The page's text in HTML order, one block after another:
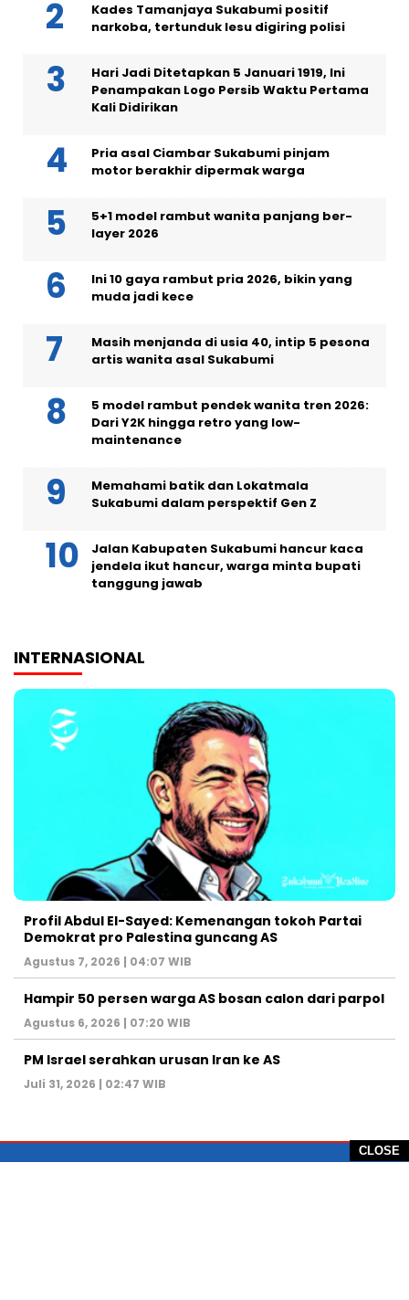
CLOSE
Kades Tamanjaya Sukabumi positif
narkoba, tertunduk lesu digiring polisi
Hari Jadi Ditetapkan 5 Januari 1919, Ini
Penampakan Logo Persib Waktu Pertama
Kali Didirikan
Pria asal Ciambar Sukabumi pinjam
motor berakhir dipermak warga
5+1 model rambut wanita panjang ber-
layer 2026
Ini 10 gaya rambut pria 2026, bikin yang
muda jadi kece
Masih menjanda di usia 40, intip 5 pesona
artis wanita asal Sukabumi
5 model rambut pendek wanita tren 2026:
Dari Y2K hingga retro yang low-
maintenance
Memahami batik dan Lokatmala
Sukabumi dalam perspektif Gen Z
Jalan Kabupaten Sukabumi hancur kaca
jendela ikut hancur, warga minta bupati
tanggung jawab
INTERNASIONAL
Profil Abdul El-Sayed: Kemenangan tokoh Partai
Demokrat pro Palestina guncang AS
Agustus 7, 2026 | 04:07 WIB
Hampir 50 persen warga AS bosan calon dari parpol
Agustus 6, 2026 | 07:20 WIB
PM Israel serahkan urusan Iran ke AS
Juli 31, 2026 | 02:47 WIB